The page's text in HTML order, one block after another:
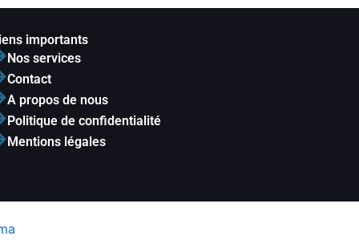
importants
Nos services
Contact
A propos de nous
Politique de confidentialité
Mentions légales